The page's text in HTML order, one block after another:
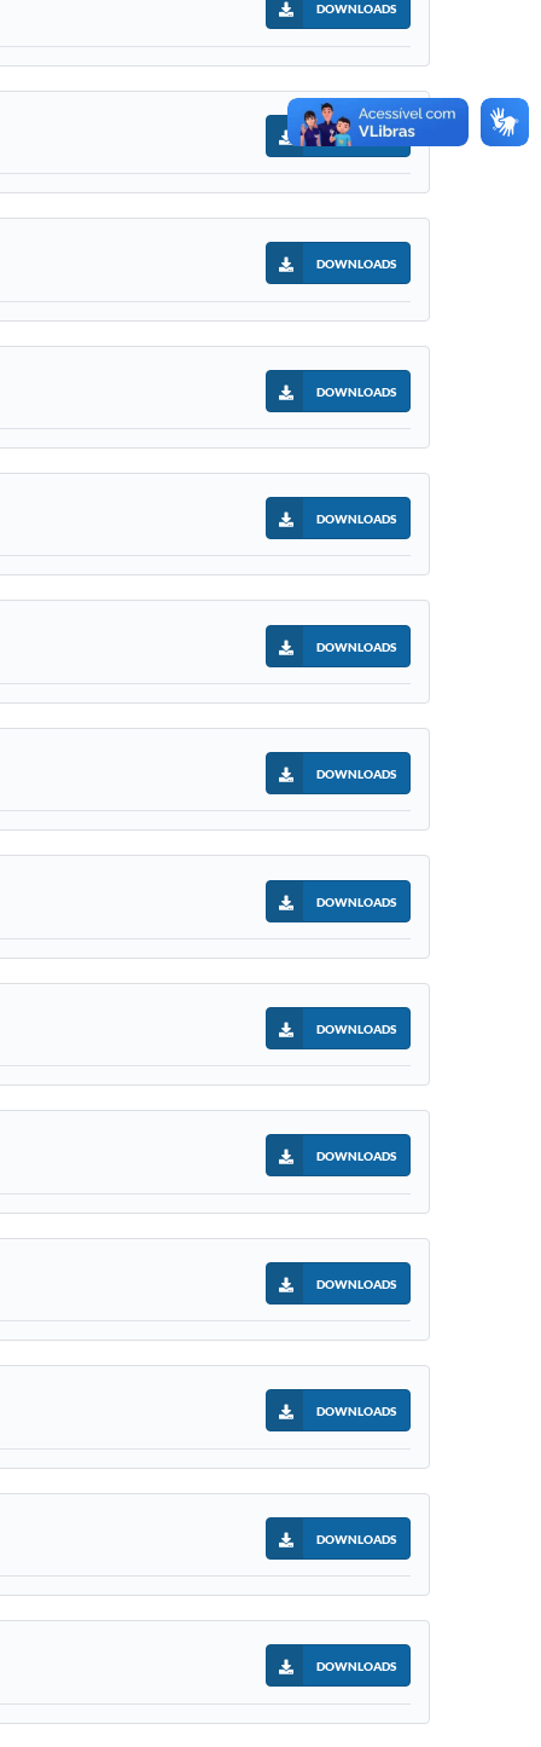
DOWNLOADS
DOWNLOADS
DOWNLOADS
DOWNLOADS
DOWNLOADS
DOWNLOADS
DOWNLOADS
DOWNLOADS
DOWNLOADS
DOWNLOADS
DOWNLOADS
DOWNLOADS
DOWNLOADS
DOWNLOADS